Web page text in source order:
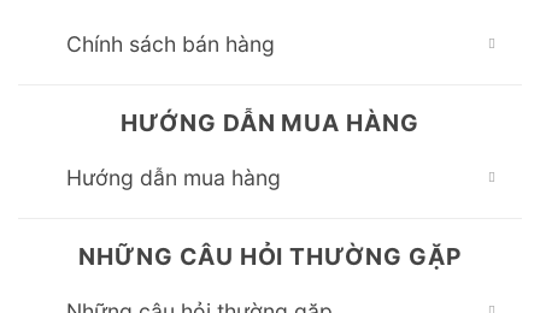
Chính sách bán hàng
HƯỚNG DẪN MUA HÀNG
Hướng dẫn mua hàng
NHỮNG CÂU HỎI THƯỜNG GẶP